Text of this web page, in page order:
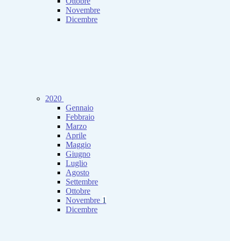
Novembre
Dicembre
2020
Gennaio
Febbraio
Marzo
Aprile
Maggio
Giugno
Luglio
Agosto
Settembre
Ottobre
Novembre 1
Dicembre